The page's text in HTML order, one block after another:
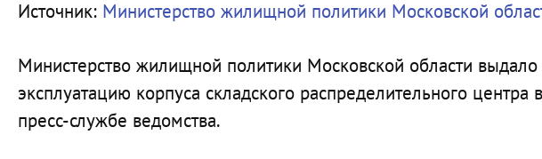
Источник: Министерство жилищной политики Московской
Министерство жилищной политики Московской области
эксплуатацию корпуса складского распределительного
пресс-службе ведомства.